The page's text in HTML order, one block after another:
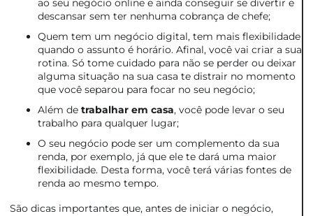
ao seu negócio online e ainda conseguir se divertir e
descansar sem ter nenhuma cobrança de chefe;
Quem tem um negócio digital, tem mais flexibilidade
quando o assunto é horário. Afinal, você vai criar a sua
rotina. Só tome cuidado para não se perder ou deixar
alguma situação na sua casa te distrair no momento
que você separou para focar no seu negócio;
Além de trabalhar em casa, você pode levar o seu
trabalho para qualquer lugar;
O seu negócio pode ser um complemento da sua
renda, por exemplo, já que ele te dará uma maior
flexibilidade. Desta forma, você terá várias fontes de
renda ao mesmo tempo.
São dicas importantes que, antes de iniciar o negócio,